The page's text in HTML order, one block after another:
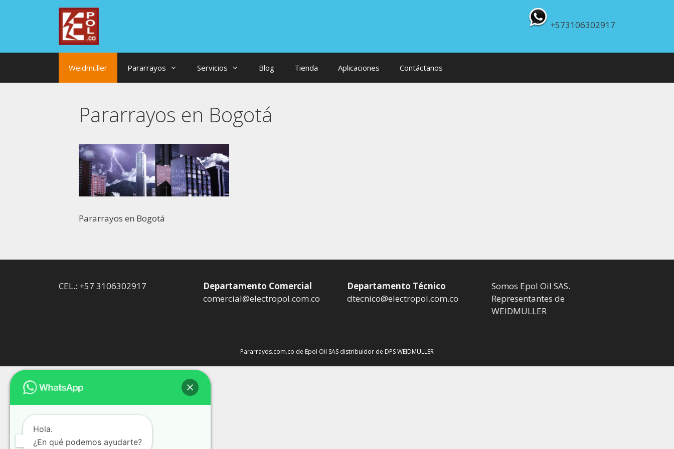
+573106302917
Weidmüller Pararrayos Servicios Blog Tienda Aplicaciones Contáctanos
Pararrayos en Bogotá
Pararrayos en Bogotá
CEL.: +57 3106302917
Departamento Comercial
comercial@electropol.com.co
Departamento Técnico
dtecnico@electropol.com.co
Somos Epol Oil SAS.
Representantes de
WEIDMÜLLER
Pararrayos.com.co de Epol Oil SAS distribuidor de DPS WEIDMÜLLER
Hola.
¿En qué podemos ayudarte?